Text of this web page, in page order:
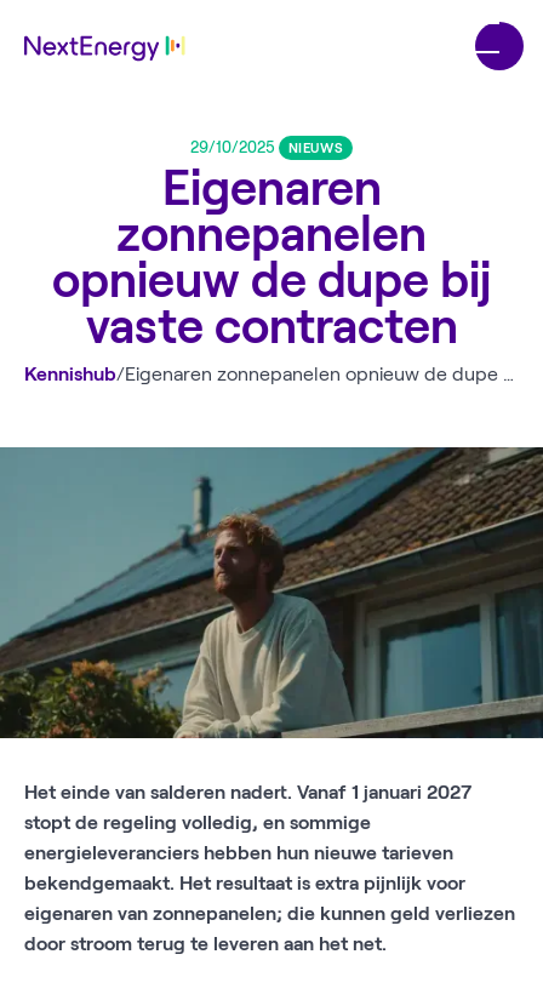
29/10/2025 NIEUWS
Eigenaren
zonnepanelen
opnieuw de dupe bij
vaste contracten
Kennishub/ Eigenaren zonnepanelen opnieuw de dupe bij vaste contracten
Het einde van salderen nadert. Vanaf 1 januari 2027
stopt de regeling volledig, en sommige
energieleveranciers hebben hun nieuwe tarieven
bekendgemaakt. Het resultaat is extra pijnlijk voor
eigenaren van zonnepanelen; die kunnen geld verliezen
door stroom terug te leveren aan het net.